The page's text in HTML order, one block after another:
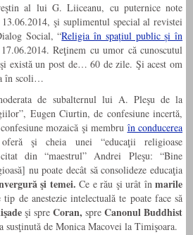
al lui G. Liiceanu, cu puternice note
şi suplimentul special al revistei
Social, “Religia în spațiul public și în
Reţinem cu umor că cunoscutul
există un post de… 60 de zile. Şi acest om
în scoli…
de subalternul lui A. Pleşu de la
Eugen Ciurtin, de confesiune incertă,
mozaică şi membru în conducerea
şi cheia unei “educaţii religioase
din “maestrul” Andrei Pleşu: “Bi­ne
nu poate decât să con­so­lideze educaţia
şi temei. Ce e rău şi urât înmarile
tip de anes­tezie intelectuală te poate face să
şi spre Coran, spre Canonul Buddhist
susţinută de Monica Macovei la Timişoara.